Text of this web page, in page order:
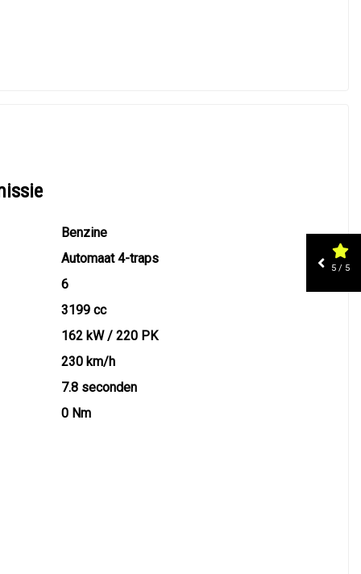
Benzine
Automaat 4-traps
6
3199 cc
162 kW / 220 PK
230 km/h
7.8 seconden
0 Nm
5 / 5